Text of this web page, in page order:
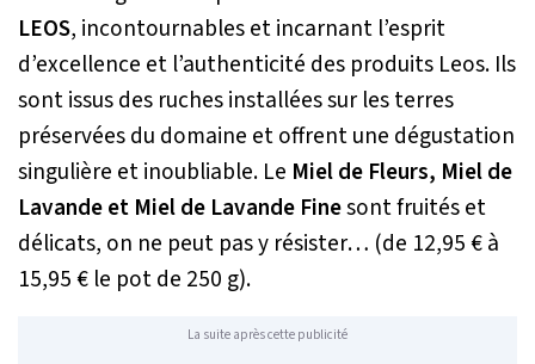
LEOS, incontournables et incarnant l’esprit
d’excellence et l’authenticité des produits Leos. Ils
sont issus des ruches installées sur les terres
préservées du domaine et offrent une dégustation
singulière et inoubliable. Le Miel de Fleurs, Miel de
Lavande et Miel de Lavande Finesont fruités et
délicats, on ne peut pas y résister… (de 12,95 € à
15,95 € le pot de 250 g).
La suite après cette publicité